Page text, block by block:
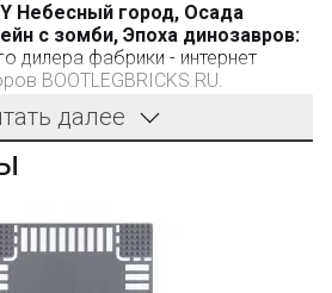
Небесный город, Осада
с зомби, Эпоха динозавров:
дилера фабрики - интернет
BOOTLEGBRICKS.RU.
является брендом LEGO.
SY (не LEGO). Компания
конструкторы. Детали имеют
оригинальных брендов.
далее